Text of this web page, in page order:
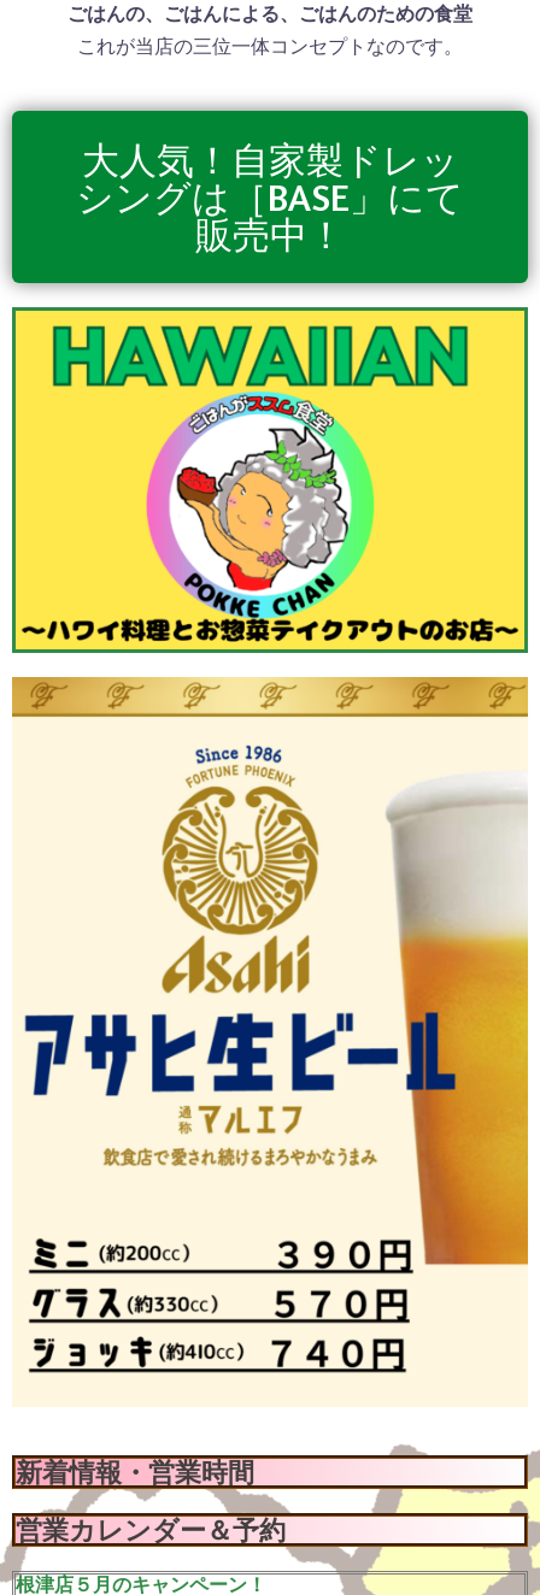
ごはんの、ごはんによる、ごはんのための食堂
これが当店の三位一体コンセプトなのです。
大人気！自家製ドレッ
シングは［BASE」にて
販売中！
新着情報・営業時間
営業カレンダー＆予約
根津店５月のキャンペーン！